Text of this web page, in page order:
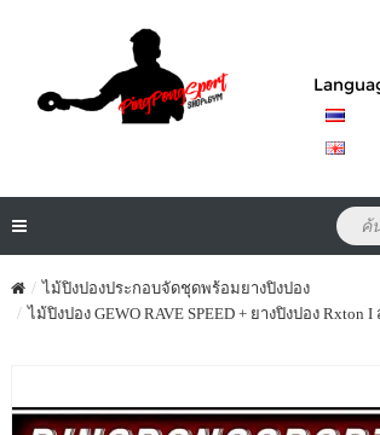
ไม้ปิงปองประกอบจัดชุดพร้อมยางปิงปอง
ไม้ปิงปอง GEWO RAVE SPEED + ยางปิงปอง Rxton